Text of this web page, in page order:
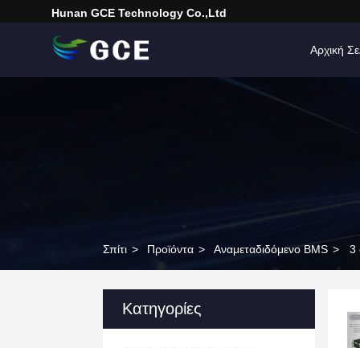
Hunan GCE Technology Co.,Ltd
Αρχική
Σπίτι > Προϊόντα > Αναμεταδιδόμενο BMS > 3
Κατηγορίες